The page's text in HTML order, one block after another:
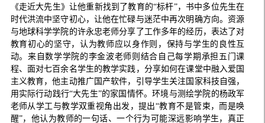
《走近大先生》让他重新找到了教育的“标杆”，书中多位先生在
时代洪流中坚守初心，让他在忙碌与迷茫中再次明确方向。资源
与地球科学学院的许永忠老师分享了工作多年的经历，表达了对
教育初心的坚守，认为教师应以身作则，保持与学生的良性互
动。来自数学学院的李金波老师则结合自己每学期承担五门课
程、面对七百余名学生的教学实践，分享如何在课堂中融入爱国
主义教育，他主动推广国产软件，引导学生关注国家科技自强，
用实际行动践行“大先生”的家国情怀。环境与测绘学院的杨政军
老师从学工与教学双重视角出发，提出“教育不是管束，而是唤
醒”，他认为教师的一句话、一个行为可能深远影响学生，真正